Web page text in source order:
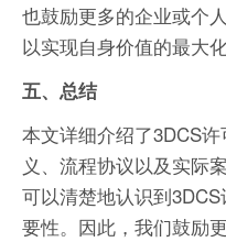
也鼓励更多的企业或个
以实现自身价值的最大化
五、总结
本文详细介绍了3DCS
义、流程协议以及实际
可以清楚地认识到
要性。因此，我们鼓励